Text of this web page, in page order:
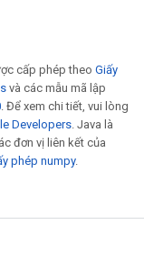
cấp phép theo Giấy
và các mẫu mã lập
. Để xem chi tiết, vui lòng
Developers. Java là
đơn vị liên kết của
phép numpy.